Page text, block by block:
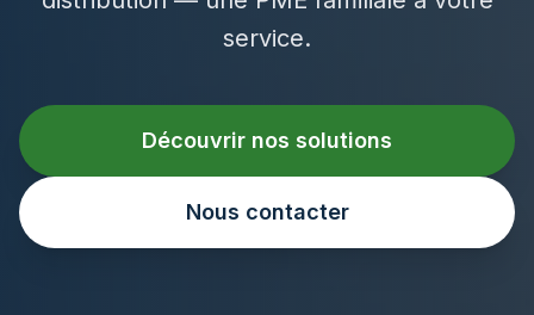
service.
Découvrir nos solutions
Nous contacter